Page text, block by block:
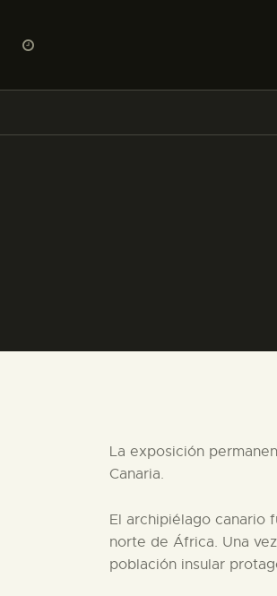
La exposición
Canaria.
El archipiélago canario
norte de África. Una
población insular